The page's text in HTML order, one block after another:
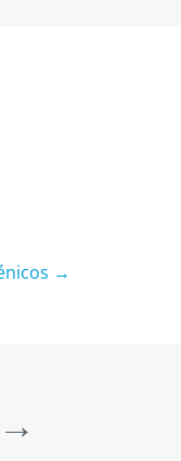
→
→